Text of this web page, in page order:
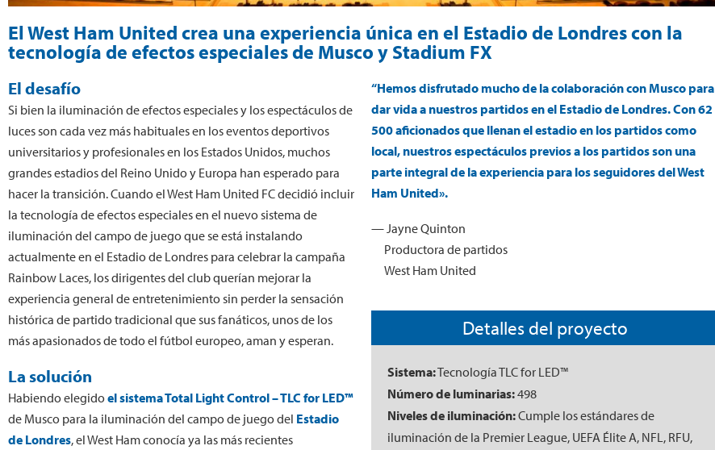
El West Ham United crea una experiencia única en el Estadio de Londres con la
tecnología de efectos especiales de Musco y Stadium FX
El desafío
Si bien la iluminación de efectos especiales y los espectáculos de
luces son cada vez más habituales en los eventos deportivos
universitarios y profesionales en los Estados Unidos, muchos
grandes estadios del Reino Unido y Europa han esperado para
hacer la transición. Cuando el West Ham United FC decidió incluir
la tecnología de efectos especiales en el nuevo sistema de
iluminación del campo de juego que se está instalando
actualmente en el Estadio de Londres para celebrar la campaña
Rainbow Laces, los dirigentes del club querían mejorar la
experiencia general de entretenimiento sin perder la sensación
histórica de partido tradicional que sus fanáticos, unos de los
más apasionados de todo el fútbol europeo, aman y esperan.
La solución
Habiendo elegidoel sistema Total Light Control – TLC for LED™
de Musco para la iluminación del campo de juego del Estadio
de Londres, el West Ham conocía ya las más recientes
“Hemos disfrutado mucho de la colaboración con Musco para
dar vida a nuestros partidos en el Estadio de Londres. Con 62
500 aficionados que llenan el estadio en los partidos como
local, nuestros espectáculos previos a los partidos son una
parte integral de la experiencia para los seguidores del West
Ham United».
— Jayne Quinton
Productora de partidos
West Ham United
Detalles del proyecto
Sistema:Tecnología TLC for LED™
Número de luminarias:498
Niveles de iluminación:Cumple los estándares de
iluminación de la Premier League, UEFA Élite A, NFL, RFU,